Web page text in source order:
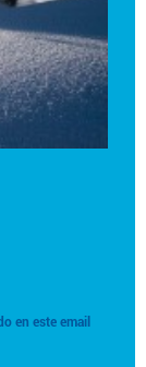
en este email